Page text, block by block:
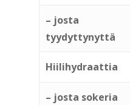
– josta
tyydyttynyttä
Hiilihydraattia
– josta sokeria